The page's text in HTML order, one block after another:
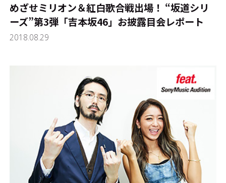
めざせミリオン＆紅白歌合戦出場！ “坂道シリ
ーズ”第3弾「吉本坂46」お披露目会レポート
2018.08.29